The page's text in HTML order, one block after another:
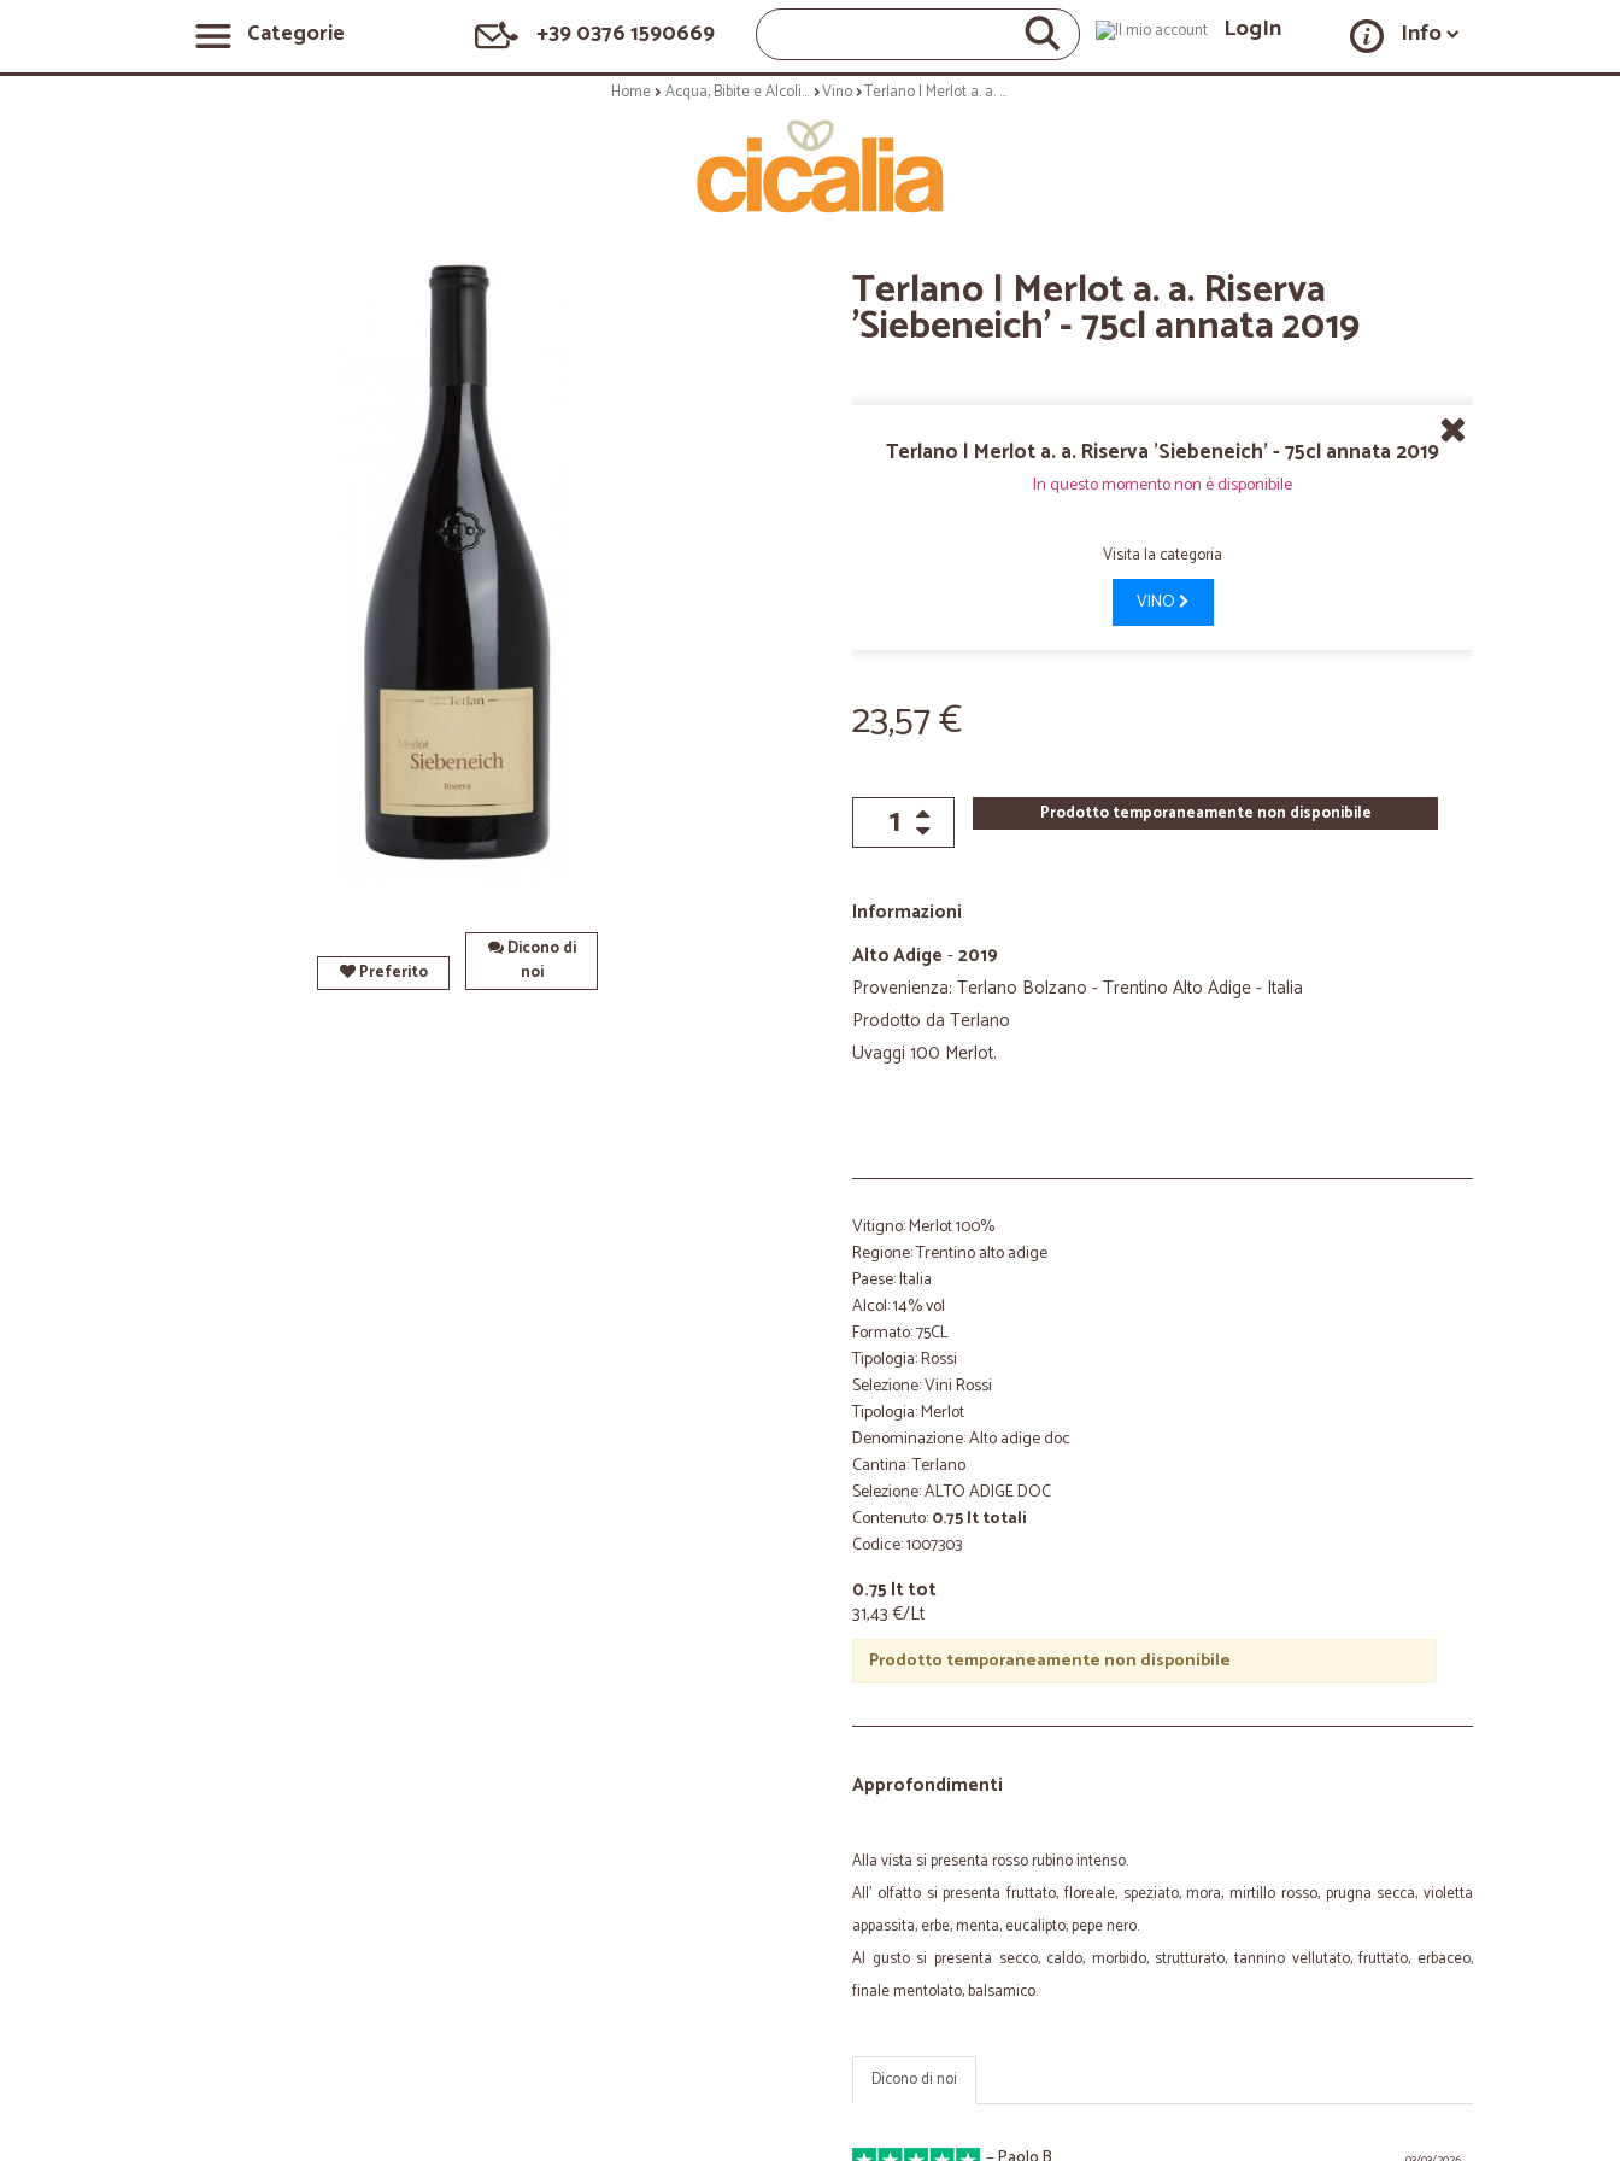
Categorie +39 0376 1590669 LogIn Info
Home Acqua, Bibite e Alcolici Vino Terlano | Merlot a. a. Riserva 'Siebeneich' - 75cl annata 2019
Preferito
Dicono di
noi
Terlano | Merlot a. a. Riserva
'Siebeneich' - 75cl annata 2019
Terlano | Merlot a. a. Riserva 'Siebeneich' - 75cl annata 2019
In questo momento non è disponibile
Visita la categoria
VINO
23,57 €
Prodotto temporaneamente non disponibile
Informazioni
Alto Adige -2019
Provenienza: Terlano Bolzano - Trentino Alto Adige - Italia
Prodotto da Terlano
Uvaggi 100 Merlot.
Vitigno: Merlot 100%
Regione: Trentino alto adige
Paese: Italia
Alcol: 14% vol
Formato: 75CL
Tipologia: Rossi
Selezione: Vini Rossi
Tipologia: Merlot
Denominazione: Alto adige doc
Cantina: Terlano
Selezione: ALTO ADIGE DOC
Contenuto:0.75 lt totali
Codice: 1007303
0.75 lt tot
31,43 €/Lt
Prodotto temporaneamente non disponibile
Approfondimenti
Alla vista si presenta rosso rubino intenso.
All' olfatto si presenta fruttato, floreale, speziato, mora, mirtillo rosso, prugna secca, violetta
appassita, erbe, menta, eucalipto, pepe nero.
Al gusto si presenta secco, caldo, morbido, strutturato, tannino vellutato, fruttato, erbaceo,
finale mentolato, balsamico.
Dicono di noi